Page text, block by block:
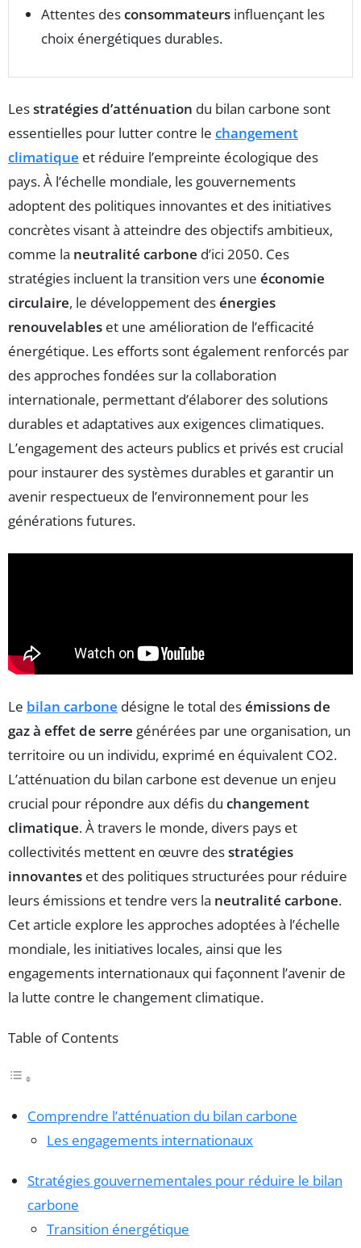
Attentes desconsommateurs influençant les
choix énergétiques durables.
Lesstratégies d’atténuation du bilan carbone sont
essentielles pour lutter contre le changement
climatique et réduire l’empreinte écologique des
pays. À l’échelle mondiale, les gouvernements
adoptent des politiques innovantes et des initiatives
concrètes visant à atteindre des objectifs ambitieux,
comme la neutralité carbone d’ici 2050. Ces
stratégies incluent la transition vers une économie
circulaire, le développement desénergies
renouvelables et une amélioration de l’efficacité
énergétique. Les efforts sont également renforcés par
des approches fondées sur la collaboration
internationale, permettant d’élaborer des solutions
durables et adaptatives aux exigences climatiques.
L’engagement des acteurs publics et privés est crucial
pour instaurer des systèmes durables et garantir un
avenir respectueux de l’environnement pour les
générations futures.
Le bilan carbone désigne le total desémissions de
gaz à effet de serre générées par une organisation, un
territoire ou un individu, exprimé en équivalent CO2.
L’atténuation du bilan carbone est devenue un enjeu
crucial pour répondre aux défis du changement
climatique. À travers le monde, divers pays et
collectivités mettent en œuvre desstratégies
innovantes et des politiques structurées pour réduire
leurs émissions et tendre vers la neutralité carbone.
Cet article explore les approches adoptées à l’échelle
mondiale, les initiatives locales, ainsi que les
engagements internationaux qui façonnent l’avenir de
la lutte contre le changement climatique.
Table of Contents
Comprendre l’atténuation du bilan carbone
Les engagements internationaux
Stratégies gouvernementales pour réduire le bilan
carbone
Transition énergétique